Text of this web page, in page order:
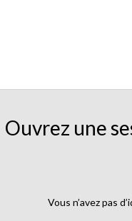
Ouvrez une
Vous n’avez pas